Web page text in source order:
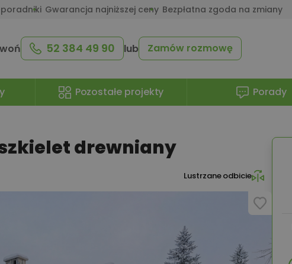
Gwarancja najniższej ceny Bezpłatna zgoda na zmiany
52 384 49 90 lub Zamów rozmowę
Pozostałe projekty Porady
drewniany
Lustrzane odbicie